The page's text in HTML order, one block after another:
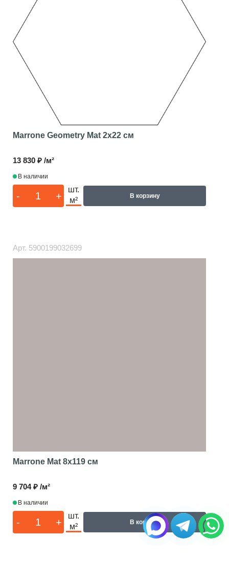
Marrone Geometry Mat 2x22 см
13 830 ₽ /м²
В наличии
- +
шт.
м²
В корзину
Арт. 5900199032699
Marrone Mat 8x119 см
9 704 ₽ /м²
В наличии
- +
шт.
м²
В корзину